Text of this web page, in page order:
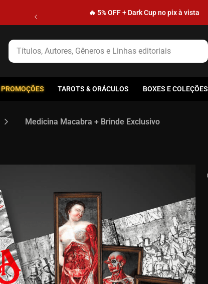
🔥 5% OFF + Dark Cup no pix à vista
Títulos, Autores, Gêneros e Linhas editoriais
PROMOÇÕES TAROTS & ORÁCULOS BOXES E COLEÇÕES
Medicina Macabra + Brinde Exclusivo